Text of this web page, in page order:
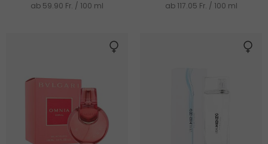
ab 59.90 Fr. / 100 ml ab 117.05 Fr. / 100 ml